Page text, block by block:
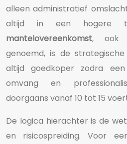
alleen administratief
altijd in een hogere
mantelovereenkomst, ook
genoemd, is de
altijd goedkoper zodra
omvang en
doorgaans vanaf 10 tot 15
De logica hierachter is de
en risicospreiding. Voor